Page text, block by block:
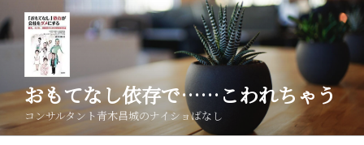
ン
テ
へ
ス
おもてなし依存で……こわれちゃう
コンサルタント青木昌城のナイショばなし